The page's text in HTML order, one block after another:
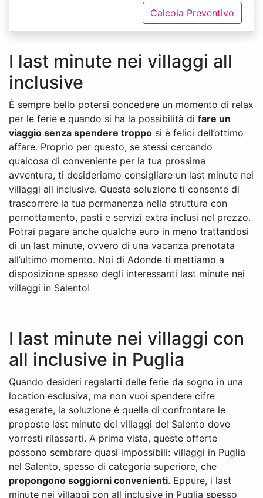
Calcola Preventivo
I last minute nei villaggi all
inclusive
È sempre bello potersi concedere un momento di relax
per le ferie e quando si ha la possibilità di fare un
viaggio senza spendere troppo si è felici dell’ottimo
affare. Proprio per questo, se stessi cercando
qualcosa di conveniente per la tua prossima
avventura, ti desideriamo consigliare un last minute nei
villaggi all inclusive. Questa soluzione ti consente di
trascorrere la tua permanenza nella struttura con
pernottamento, pasti e servizi extra inclusi nel prezzo.
Potrai pagare anche qualche euro in meno trattandosi
di un last minute, ovvero di una vacanza prenotata
all’ultimo momento. Noi di Adonde ti mettiamo a
disposizione spesso degli interessanti last minute nei
villaggi in Salento!
I last minute nei villaggi con
all inclusive in Puglia
Quando desideri regalarti delle ferie da sogno in una
location esclusiva, ma non vuoi spendere cifre
esagerate, la soluzione è quella di confrontare le
proposte last minute dei villaggi del Salento dove
vorresti rilassarti. A prima vista, queste offerte
possono sembrare quasi impossibili: villaggi in Puglia
nel Salento, spesso di categoria superiore, che
propongono soggiorni convenienti. Eppure, i last
minute nei villaggi con all inclusive in Puglia spesso